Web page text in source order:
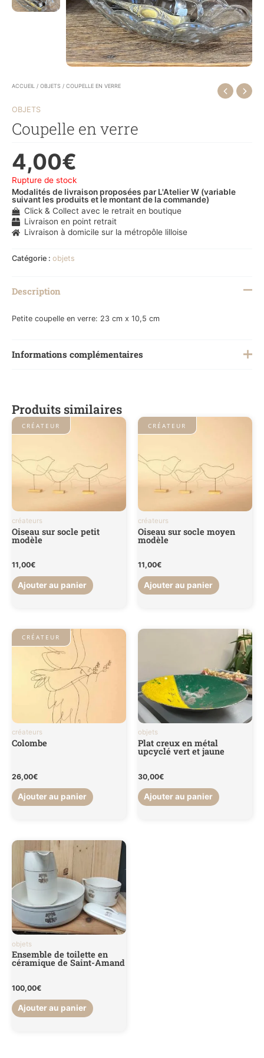
ACCUEIL / OBJETS / COUPELLE EN VERRE
OBJETS
Coupelle en verre
4,00€
Rupture de stock
Modalités de livraison proposées par L'Atelier W (variable
suivant les produits et le montant de la commande)
Click & Collect avec le retrait en boutique
Livraison en point retrait
Livraison à domicile sur la métropôle lilloise
Catégorie : objets
Description
Petite coupelle en verre: 23 cm x 10,5 cm
Informations complémentaires
Produits similaires
CRÉATEUR
créateurs
Oiseau sur socle petit
modèle
11,00€
Ajouter au panier
CRÉATEUR
créateurs
Oiseau sur socle moyen
modèle
11,00€
Ajouter au panier
CRÉATEUR
créateurs
Colombe
26,00€
Ajouter au panier
objets
Plat creux en métal
upcyclé vert et jaune
30,00€
Ajouter au panier
objets
Ensemble de toilette en
céramique de Saint-Amand
100,00€
Ajouter au panier